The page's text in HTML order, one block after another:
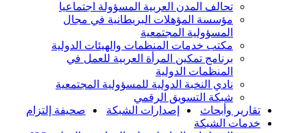
تحالف المدن العربية المسؤولة اجتماعيا
مؤسسة المؤهلات البريطانية في مجال
المسؤولية المجتمعية
مكتب خدمات المنظمات والهيئات الدولية
برنامج تمكين المرأة العربية للعمل في
المنظمات الدولية
نادي النخبة الدولية للمسؤولية المجتمعية
شبكة التسويق الرقمي
تقارير وأبحاث
إصدارات الشبكة
صحيفة إلتزام
خدمات الشبكة